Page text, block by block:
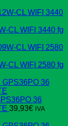
446,49€.261,36€.
CL WIFI 3440 fg
CL WIFI 2580 fg
36
39,93€ IVA